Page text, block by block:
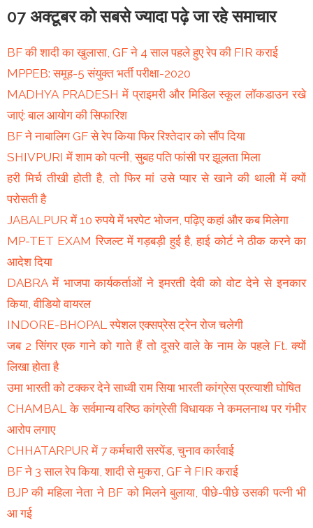
07 अक्टूबर को सबसे ज्यादा पढ़े जा रहे समाचार
BF की शादी का खुलासा, GF ने 4 साल पहले हुए रेप की FIR कराई
MPPEB: समूह-5 संयुक्त भर्ती परीक्षा-2020
MADHYA PRADESH में प्राइमरी और मिडिल स्कूल लॉकडाउन रखे
जाएं: बाल आयोग की सिफारिश
BF ने नाबालिग GF से रेप किया फिर रिश्तेदार को सौंप दिया
SHIVPURI में शाम को पत्नी, सुबह पति फांसी पर झूलता मिला
हरी मिर्च तीखी होती है, तो फिर मां उसे प्यार से खाने की थाली में क्यों
परोसती है
JABALPUR में 10 रुपये में भरपेट भोजन, पढ़िए कहां और कब मिलेगा
MP-TET EXAM रिजल्ट में गड़बड़ी हुई है, हाई कोर्ट ने ठीक करने का
आदेश दिया
DABRA में भाजपा कार्यकर्ताओं ने इमरती देवी को वोट देने से इनकार
किया, वीडियो वायरल
INDORE-BHOPAL स्पेशल एक्सप्रेस ट्रेन रोज चलेगी
जब 2 सिंगर एक गाने को गाते हैं तो दूसरे वाले के नाम के पहले Ft. क्यों
लिखा होता है
उमा भारती को टक्कर देने साध्वी राम सिया भारती कांग्रेस प्रत्याशी घोषित
CHAMBAL के सर्वमान्य वरिष्ठ कांग्रेसी विधायक ने कमलनाथ पर गंभीर
आरोप लगाए
CHHATARPUR में 7 कर्मचारी सस्पेंड, चुनाव कार्रवाई
BF ने 3 साल रेप किया, शादी से मुकरा, GF ने FIR कराई
BJP की महिला नेता ने BF को मिलने बुलाया, पीछे-पीछे उसकी पत्नी भी
आ गई